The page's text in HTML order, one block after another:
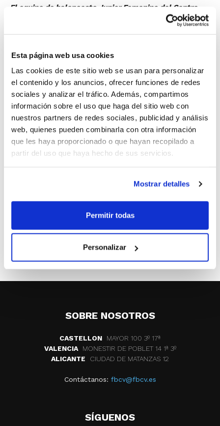
Esta página web usa cookies
Las cookies de este sitio web se usan para personalizar
el contenido y los anuncios, ofrecer funciones de redes
sociales y analizar el tráfico. Además, compartimos
información sobre el uso que haga del sitio web con
nuestros partners de redes sociales, publicidad y análisis
web, quienes pueden combinarla con otra información
que les haya proporcionado o que hayan recopilado a
partir del uso que haya hecho de sus servicios.
Mostrar detalles
Permitir todas
Personalizar
El equipo de baloncesto Junior Femenino del Centro
Juvenil La Marina y con el apoyo y dedicación del Club
organizar un Torneo de fin de semana al que se invita a
los equipos de la competición.
El evento se celebrará el sábado 27 de abril de 09´00
a 21´30 h. y el domingo 28 de abril de 09´00 a 15´00 h,
contará con árbitros de la FBCV y el coste de
inscripción por equipo será de 50 euros, existiendo un
límite de 10 equipos inscritos.
Durante las finales, que se disputarán el
además en directo a la Radio Jove de
Elche.
SOBRE NOSOTROS
CASTELLON
MAYOR 100 3º 17ª
VALENCIA
MONESTIR DE POBLET 14 1ª 3º
ALICANTE
CIUDAD DE MATANZAS 12
Contáctanos: fbcv@fbcv.es
SÍGUENOS